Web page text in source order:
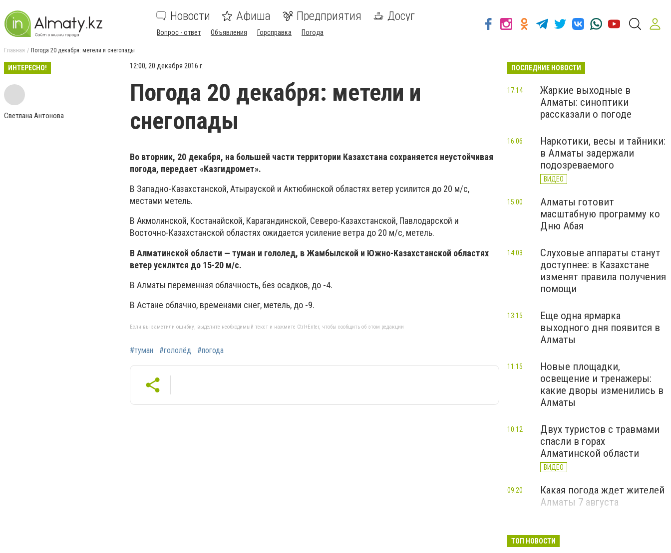
Новости Афиша Предприятия Досуг
Вопрос - ответ Объявления Горсправка Погода
Главная Погода 20 декабря: метели и снегопады
ИНТЕРЕСНО!
Светлана Антонова
12:00, 20 декабря 2016 г.
Погода 20 декабря: метели и
снегопады
Во вторник, 20 декабря, на большей части территории Казахстана сохраняется неустойчивая
погода, передает «Казгидромет».
В Западно-Казахстанской, Атырауской и Актюбинской областях ветер усилится до 20 м/с,
местами метель.
В Акмолинской, Костанайской, Карагандинской, Северо-Казахстанской, Павлодарской и
Восточно-Казахстанской областях ожидается усиление ветра до 20 м/с, метель.
В Алматинской области — туман и гололед, в Жамбылской и Южно-Казахстанской областях
ветер усилится до 15-20 м/с.
В Алматы переменная облачность, без осадков, до -4.
В Астане облачно, временами снег, метель, до -9.
Если вы заметили ошибку, выделите необходимый текст и нажмите Ctrl+Enter, чтобы сообщить об этом редакции
#туман #гололёд #погода
ПОСЛЕДНИЕ НОВОСТИ
Жаркие выходные в
Алматы: синоптики
рассказали о погоде
17:14
Наркотики, весы и тайники:
в Алматы задержали
подозреваемого
ВИДЕО
16:06
Алматы готовит
масштабную программу ко
Дню Абая
15:00
Слуховые аппараты станут
доступнее: в Казахстане
изменят правила получения
помощи
14:03
Еще одна ярмарка
выходного дня появится в
Алматы
13:15
Новые площадки,
освещение и тренажеры:
какие дворы изменились в
Алматы
11:15
Двух туристов с травмами
спасли в горах
Алматинской области
ВИДЕО
10:12
Какая погода ждет жителей
Алматы 7 августа
09:20
ТОП НОВОСТИ